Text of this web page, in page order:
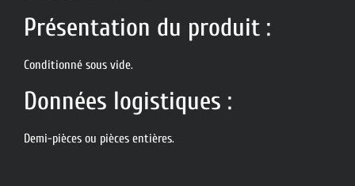
Présentation du produit :
Conditionné sous vide.
Données logistiques :
Demi-pièces ou pièces entières.